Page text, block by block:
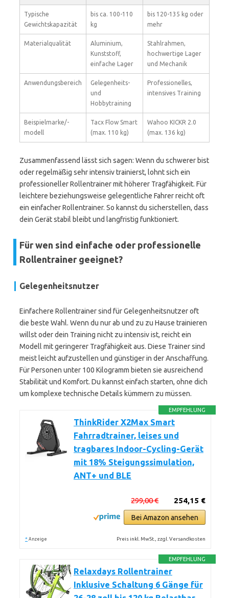
Typische
Gewichtskapazität
bis ca. 100-110
kg
bis 120-135 kg oder
mehr
Materialqualität
Aluminium,
Kunststoff,
einfache Lager
Stahlrahmen,
hochwertige Lager
und Mechanik
Anwendungsbereich
Gelegenheits-
und
Hobbytraining
Professionelles,
intensives Training
Beispielmarke/-
modell
Tacx Flow Smart
(max. 110 kg)
Wahoo KICKR 2.0
(max. 136 kg)
Zusammenfassend lässt sich sagen: Wenn du schwerer bist
oder regelmäßig sehr intensiv trainierst, lohnt sich ein
professioneller Rollentrainer mit höherer Tragfähigkeit. Für
leichtere beziehungsweise gelegentliche Fahrer reicht oft
ein einfacher Rollentrainer. So kannst du sicherstellen, dass
dein Gerät stabil bleibt und langfristig funktioniert.
Für wen sind einfache oder professionelle
Rollentrainer geeignet?
Gelegenheitsnutzer
Einfachere Rollentrainer sind für Gelegenheitsnutzer oft
die beste Wahl. Wenn du nur ab und zu zu Hause trainieren
willst oder dein Training nicht zu intensiv ist, reicht ein
Modell mit geringerer Tragfähigkeit aus. Diese Trainer sind
meist leicht aufzustellen und günstiger in der Anschaffung.
Für Personen unter 100 Kilogramm bieten sie ausreichend
Stabilität und Komfort. Du kannst einfach starten, ohne dich
um komplexe technische Details kümmern zu müssen.
EMPFEHLUNG
ThinkRider X2Max Smart
Fahrradtrainer, leises und
tragbares Indoor-Cycling-Gerät
mit 18% Steigungssimulation,
ANT+ und BLE
254,15 €
299,00 €
Bei Amazon ansehen
* Anzeige Preis inkl. MwSt., zzgl. Versandkosten
EMPFEHLUNG
Relaxdays Rollentrainer
Inklusive Schaltung 6 Gänge für